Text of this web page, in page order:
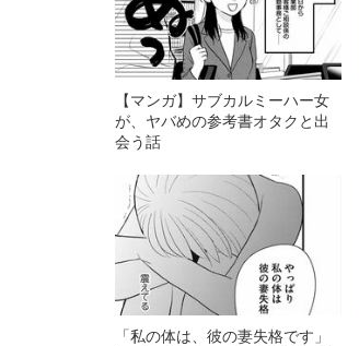
【マンガ】サブカルミーハー女
が、ヤバめの参考書オタクと出
会う話
「私の体は、彼の妻失格です」